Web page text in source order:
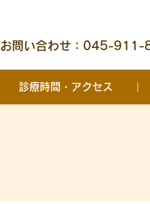
お問い合わせ：045-911-
診療時間・アクセス